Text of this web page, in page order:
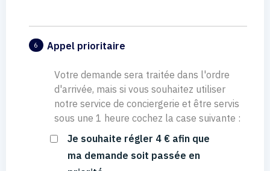
6 Appel prioritaire
Votre demande sera traitée dans l'ordre
d'arrivée, mais si vous souhaitez utiliser
notre service de conciergerie et être servis
sous une 1 heure cochez la case suivante :
Je souhaite régler 4 € afin que
ma demande soit passée en